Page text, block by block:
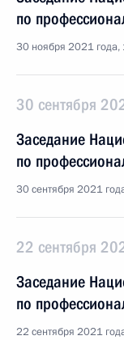
по
30 ноября 2021
30 сентября
Заседание
по
30 сентября 2021
22 сентября
Заседание
по
22 сентября 2021